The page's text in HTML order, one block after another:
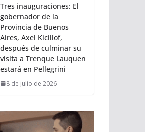
Tres inauguraciones: El
gobernador de la
Provincia de Buenos
Aires, Axel Kicillof,
después de culminar su
visita a Trenque Lauquen
estará en Pellegrini
8 de julio de 2026